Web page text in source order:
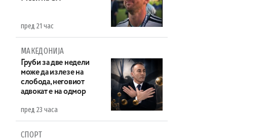
пред 21 час
МАКЕДОНИЈА
Груби за две недели
може да излезе на
слобода, неговиот
адвокат е на одмор
пред 23 часа
СПОРТ